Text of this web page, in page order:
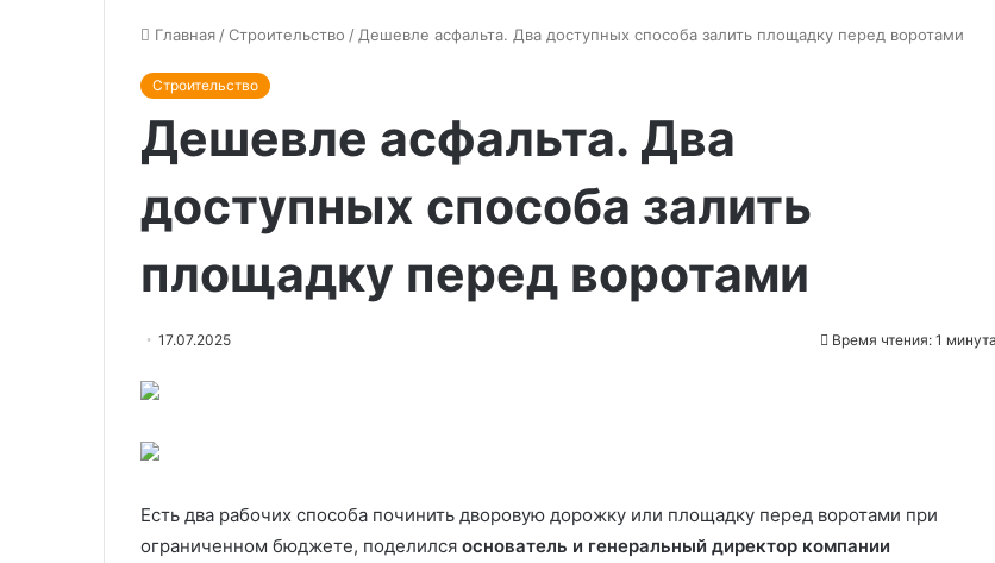
Главная /Строительство / Дешевле асфальта. Два доступных способа залить площадку перед воротами
Строительство
Дешевле асфальта. Два
доступных способа залить
площадку перед воротами
17.07.2025 Время чтения: 1 минута
Есть два рабочих способа починить дворовую дорожку или площадку перед воротами при
ограниченном бюджете, поделился основатель и генеральный директор компании